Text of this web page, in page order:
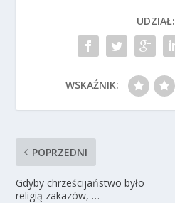
UDZIAŁ:
WSKAŹNIK:
POPRZEDNI
Gdyby chrześcijaństwo było
religią zakazów, …